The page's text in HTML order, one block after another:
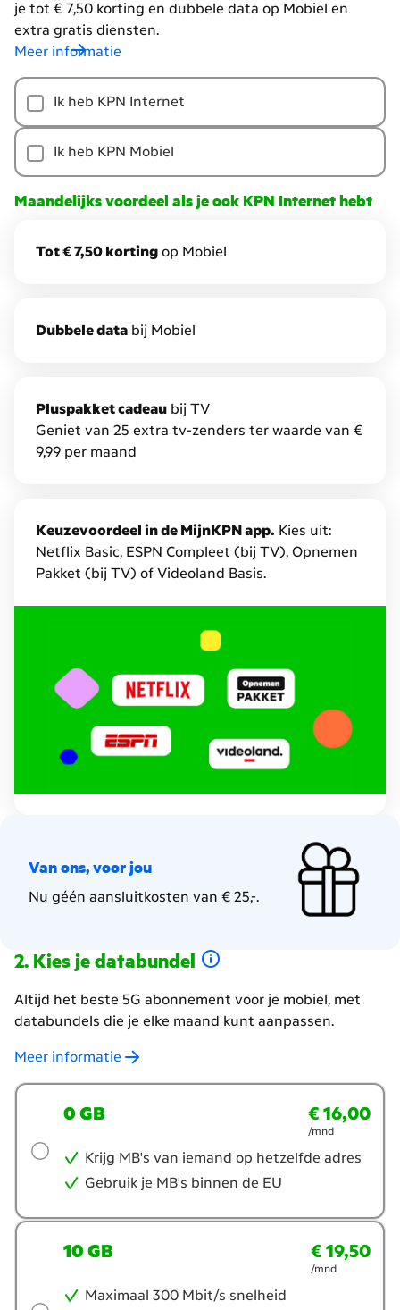
je tot € 7,50 korting en dubbele data op Mobiel en
extra gratis diensten.
Meer informatie
Hoe
meer
producten
combineert,
hoe
noemen
krijg
dubbele
data
diensten.
Ik heb KPN Internet
Ik heb KPN Mobiel
Maandelijks voordeel als je ook KPN Internet hebt
Tot € 7,50 korting op Mobiel
Dubbele data bij Mobiel
Pluspakket cadeau bij TV
Geniet van 25 extra tv-zenders ter waarde van €
9,99 per maand
Keuzevoordeel in de MijnKPN app. Kies uit:
Netflix Basic, ESPN Compleet (bij TV), Opnemen
Pakket (bij TV) of Videoland Basis.
Van ons, voor jou
Nu géén aansluitkosten van € 25,-.
Kies je databundel
Altijd het beste 5G abonnement voor je mobiel, met
databundels die je elke maand kunt aanpassen.
Meer informatie
Welke
databundel
0 GB € 16,00
€ 16,00
per maand
/mnd
Krijg MB's van iemand op hetzelfde adres
Gebruik je MB's binnen de EU
10 GB € 19,50
€ 19,50
per maand
/mnd
Maximaal 300 Mbit/s snelheid